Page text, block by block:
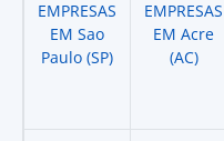
EMPRESAS
EM Sao
Paulo (SP)
EMPRESAS
EM Acre
(AC)